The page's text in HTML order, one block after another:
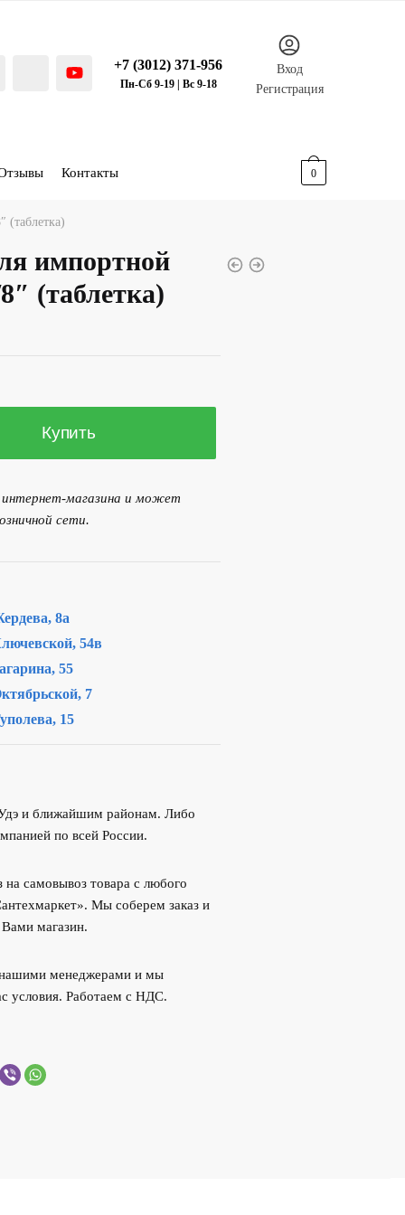
+7 (3012) 371-956
Пн-Сб 9-19 | Вс 9-18
Вход
Регистрация
Контакты 0
(таблетка)
импортной
(таблетка)
Купить
интернет-магазина и может
сети.
8а
54в
55
7
15
и ближайшим районам. Либо
по всей России.
самовывоз товара с любого
Мы соберем заказ и
магазин.
менеджерами и мы
условия. Работаем с НДС.